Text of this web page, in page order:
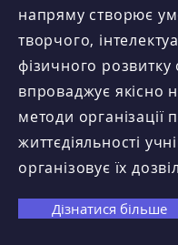
напряму створює
творчого,
фізичного розвитку
впроваджує якісно
методи організації
життєдіяльності
організовує їх
Дізнатися більше